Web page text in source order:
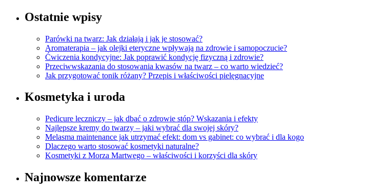
Ostatnie wpisy
Parówki na twarz: Jak działają i jak je stosować?
Aromaterapia – jak olejki eteryczne wpływają na zdrowie i samopoczucie?
Ćwiczenia kondycyjne: Jak poprawić kondycję fizyczną i zdrowie?
Przeciwwskazania do stosowania kwasów na twarz – co warto wiedzieć?
Jak przygotować tonik różany? Przepis i właściwości pielęgnacyjne
Kosmetyka i uroda
Pedicure leczniczy – jak dbać o zdrowie stóp? Wskazania i efekty
Najlepsze kremy do twarzy – jaki wybrać dla swojej skóry?
Melasma maintenance jak utrzymać efekt: dom vs gabinet: co wybrać i dla kogo
Dlaczego warto stosować kosmetyki naturalne?
Kosmetyki z Morza Martwego – właściwości i korzyści dla skóry
Najnowsze komentarze